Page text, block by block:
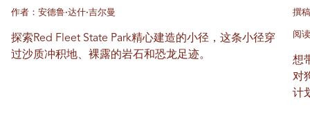
作者：安德鲁·达什·吉尔曼
探索Red Fleet State Park精心建造的小径，这条小径穿
过沙质冲积地、裸露的岩石和恐龙足迹。
撰
阅
想
对
计